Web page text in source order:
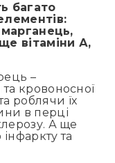
багато
марганець,
вітаміни А,
–
кровоносної
роблячи їх
в перці
А ще
та